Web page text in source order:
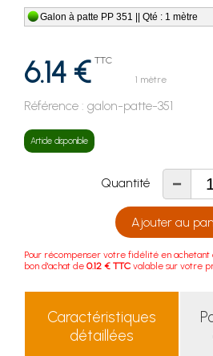
Galon à patte PP 351 || Qté : 1 mètre
6.14 € TTC
1 mètre
Référence : galon-patte-351
Article disponible
Quantité -
Ajouter au
Pour récompenser votre fidélité en achetant
bon d'achat de 0.12 € TTC valable sur votre
Caractéristiques
détaillées